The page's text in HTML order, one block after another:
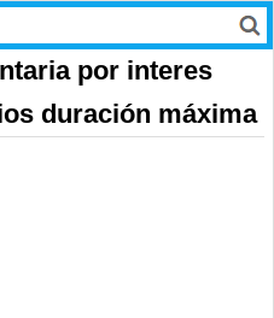
por interes
duración máxima